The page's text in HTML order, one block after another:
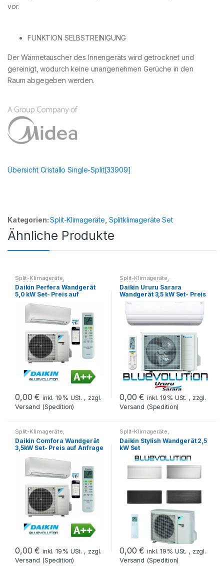
vor.
FUNKTION SELBSTREINIGUNG
Der Wärmetauscher des Innengeräts wird getrocknet und
gereinigt, wodurch keine unangenehmen Gerüche in den
Raum abgegeben werden.
Übersicht Cristallo Single-Split[33909]
Kategorien:Split-Klimageräte Splitklimageräte Set
Ähnliche Produkte
Split-Klimageräte,
Splitklimageräte Set
Daikin Perfera Wandgerät
5,0 kW Set- Preis auf
0,00€ inkl. 19% USt. , zzgl.
Versand (Spedition)
Split-Klimageräte,
Splitklimageräte Set
Daikin Ururu Sarara
Wandgerät 3,5 kW Set- Preis
auf Anfrage
0,00€ inkl. 19% USt. , zzgl.
Versand (Spedition)
Split-Klimageräte,
Splitklimageräte Set
Daikin Comfora Wandgerät
3,5kW Set- Preis auf Anfrage
0,00€ inkl. 19% USt. , zzgl.
Versand (Spedition)
Split-Klimageräte,
Splitklimageräte Set
Daikin Stylish Wandgerät 2,5
kW Set
0,00€ inkl. 19% USt. , zzgl.
Versand (Spedition)